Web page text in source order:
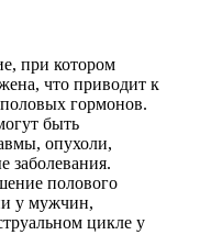
при котором
что приводит к
гормонов.
быть
опухоли,
заболевания.
полового
у мужчин,
цикле у